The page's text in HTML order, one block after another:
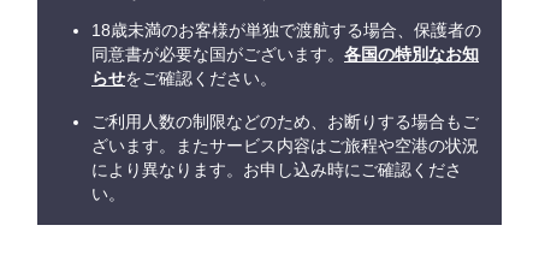
18歳未満のお客様が単独で渡航する場合、保護者の
同意書が必要な国がございます。 各国の特別なお知
らせをご確認ください。
ご利用人数の制限などのため、お断りする場合もご
ざいます。またサービス内容はご旅程や空港の状況
により異なります。お申し込み時にご確認くださ
い。